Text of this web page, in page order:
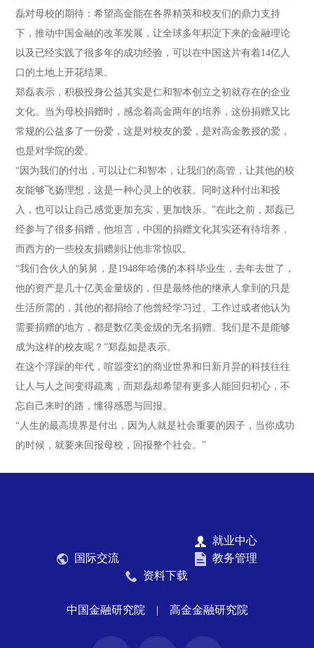
磊对母校的期待：希望高金能在各界精英和校友们的鼎力支持
下，推动中国金融的改革发展，让全球多年积淀下来的金融理论
以及已经实践了很多年的成功经验，可以在中国这片有着14亿人
口的土地上开花结果。
郑磊表示，积极投身公益其实是仁和智本创立之初就存在的企业
文化。当为母校捐赠时，感念着高金两年的培养，这份捐赠又比
常规的公益多了一份爱，这是对校友的爱，是对高金教授的爱，
也是对学院的爱。
“因为我们的付出，可以让仁和智本，让我们的高管，让其他的校
友能够飞扬理想，这是一种心灵上的收获。同时这种付出和投
入，也可以让自己感觉更加充实，更加快乐。”在此之前，郑磊已
经参与了很多捐赠，他坦言，中国的捐赠文化其实还有待培养，
而西方的一些校友捐赠则让他非常惊叹。
“我们合伙人的舅舅，是1948年哈佛的本科毕业生，去年去世了，
他的资产是几十亿美金量级的，但是最终他的继承人拿到的只是
生活所需的，其他的都捐给了他曾经学习过、工作过或者他认为
需要捐赠的地方，都是数亿美金级的无名捐赠。我们是不是能够
成为这样的校友呢？”郑磊如是表示。
在这个浮躁的年代，喧嚣变幻的商业世界和日新月异的科技往往
让人与人之间变得疏离，而郑磊却希望有更多人能回归初心，不
忘自己来时的路，懂得感恩与回报。
“人生的最高境界是付出，因为人就是社会重要的因子，当你成功
的时候，就要来回报母校，回报整个社会。”
就业中心
国际交流
教务管理
资料下载
中国金融研究院 | 高金金融研究院